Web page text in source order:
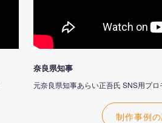
奈良県知事
元奈良県知事あらい正吾氏 SNS用プ
制作事例